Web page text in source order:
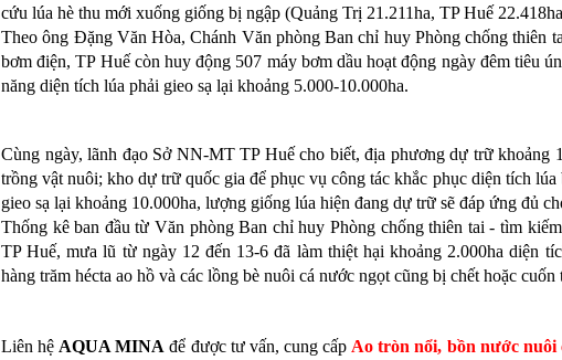
cứu lúa hè thu mới xuống giống bị ngập (Quảng Trị 21.211ha, TP Huế
Theo ông Đặng Văn Hòa, Chánh Văn phòng Ban chỉ huy Phòng chống thiên
bơm điện, TP Huế còn huy động 507 máy bơm dầu hoạt động ngày đêm tiêu
năng diện tích lúa phải gieo sạ lại khoảng 5.000-10.000ha.
Cùng ngày, lãnh đạo Sở NN-MT TP Huế cho biết, địa phương dự trữ khoảng
trồng vật nuôi; kho dự trữ quốc gia để phục vụ công tác khắc phục diện tích
gieo sạ lại khoảng 10.000ha, lượng giống lúa hiện đang dự trữ sẽ đáp ứng đủ
Thống kê ban đầu từ Văn phòng Ban chỉ huy Phòng chống thiên tai - tìm
TP Huế, mưa lũ từ ngày 12 đến 13-6 đã làm thiệt hại khoảng 2.000ha diện
hàng trăm hécta ao hồ và các lồng bè nuôi cá nước ngọt cũng bị chết hoặc
Liên hệ AQUA MINA để được tư vấn, cung cấp Ao tròn nổi, bồn nước nuôi